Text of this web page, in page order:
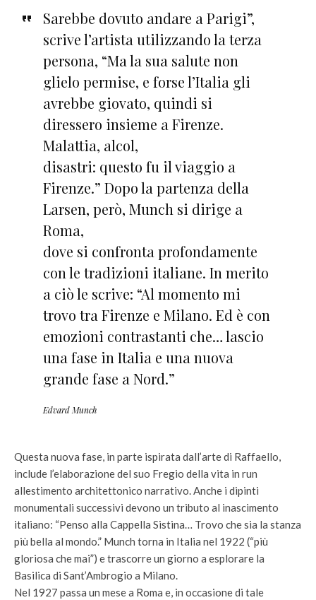
Sarebbe dovuto andare a Parigi”,
scrive l’artista utilizzando la terza
persona, “Ma la sua salute non
glielo permise, e forse l’Italia gli
avrebbe giovato, quindi si
diressero insieme a Firenze.
Malattia, alcol,
disastri: questo fu il viaggio a
Firenze.” Dopo la partenza della
Larsen, però, Munch si dirige a
Roma,
dove si confronta profondamente
con le tradizioni italiane. In merito
a ciò le scrive: “Al momento mi
trovo tra Firenze e Milano. Ed è con
emozioni contrastanti che… lascio
una fase in Italia e una nuova
grande fase a Nord.”
Edvard Munch
Questa nuova fase, in parte ispirata dall’arte di Raffaello,
include l’elaborazione del suo Fregio della vita in run
allestimento architettonico narrativo. Anche i dipinti
monumentali successivi devono un tributo al inascimento
italiano: “Penso alla Cappella Sistina… Trovo che sia la stanza
più bella al mondo.” Munch torna in Italia nel 1922 (“più
gloriosa che mai”) e trascorre un giorno a esplorare la
Basilica di Sant’Ambrogio a Milano.
Nel 1927 passa un mese a Roma e, in occasione di tale